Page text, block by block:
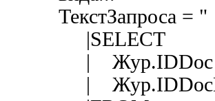
ТекстЗапроса = "
|SELECT
| Жур.IDDoc
|